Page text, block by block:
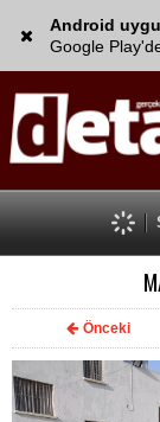
Android
Google
Önceki